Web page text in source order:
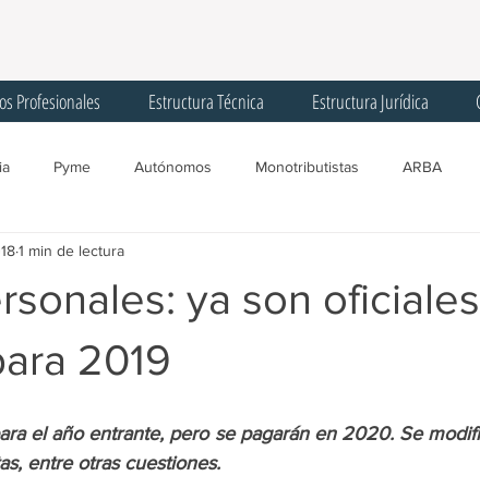
Profesionales Estructura Técnica Estructura Jurídica
Pyme Autónomos Monotributistas ARBA
de Recaudación
SIPA AGIP Programa ATP Créditos IFE
ya son
2019
1 min de lectura
el año entrante, pero se pagarán en 2020. Se
entre otras cuestiones.